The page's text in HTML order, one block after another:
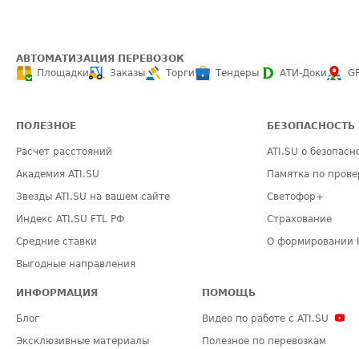
АВТОМАТИЗАЦИЯ ПЕРЕВОЗОК
Площадки
Заказы Торги Тендеры АТИ-Доки
ПОЛЕЗНОЕ
Расчет расстояний
Академия ATI.SU
Звезды ATI.SU на вашем сайте
Индекс ATI.SU FTL РФ
Средние ставки
Выгодные направления
БЕЗОПАСНОСТЬ
ATI.SU о
Памятка по
Светофор+
Страхование
О формировании
ИНФОРМАЦИЯ
Блог
Эксклюзивные материалы
ПОМОЩЬ
Видео по работе с ATI.SU
Полезное по перевозкам